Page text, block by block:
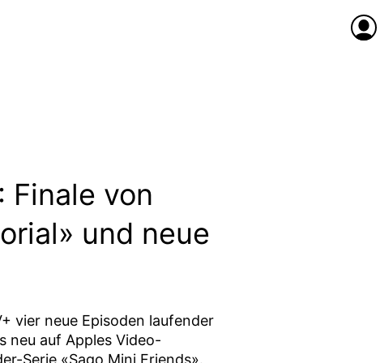
Finale von
und neue
vier neue Episoden laufender
neu auf Apples Video-
Serie «Sago Mini Friends».